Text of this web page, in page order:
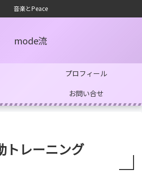
音楽とPeace
mode流
プロフィール
お問い合せ
トレーニング